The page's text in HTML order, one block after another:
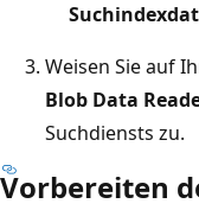
Weisen Sie auf
Blob Data
Suchdiensts zu.
Vorbereiten